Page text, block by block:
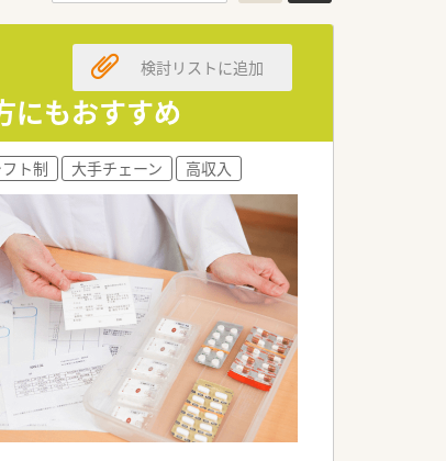
にもおすすめ
検討リストに追加
ト制 大手チェーン 高収入